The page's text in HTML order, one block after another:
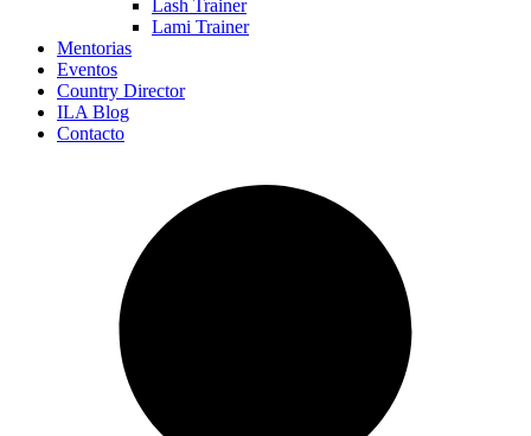
Lash Trainer
Lami Trainer
Mentorias
Eventos
Country Director
ILA Blog
Contacto